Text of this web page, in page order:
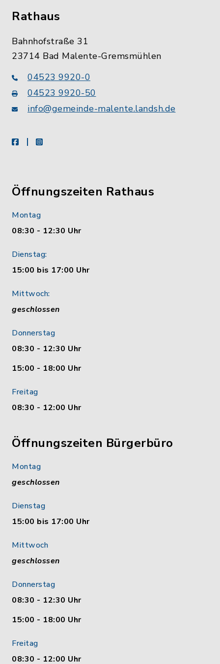
Rathaus
Bahnhofstraße 31
23714 Bad Malente-Gremsmühlen
04523 9920-0
04523 9920-50
info@gemeinde-malente.landsh.de
facebookinstagram
Öffnungszeiten Rathaus
Montag
08:30 - 12:30 Uhr
Dienstag:
15:00 bis 17:00 Uhr
Mittwoch:
geschlossen
Donnerstag
08:30 - 12:30 Uhr
15:00 - 18:00 Uhr
Freitag
08:30 - 12:00 Uhr
Öffnungszeiten Bürgerbüro
Montag
geschlossen
Dienstag
15:00 bis 17:00 Uhr
Mittwoch
geschlossen
Donnerstag
08:30 - 12:30 Uhr
15:00 - 18:00 Uhr
Freitag
08:30 - 12:00 Uhr